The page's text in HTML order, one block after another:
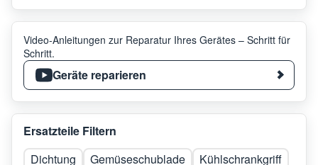
Video-Anleitungen zur Reparatur Ihres Gerätes – Schritt für
Schritt.
Geräte reparieren
Ersatzteile Filtern
Dichtung
Gemüseschublade
Kühlschrankgriff